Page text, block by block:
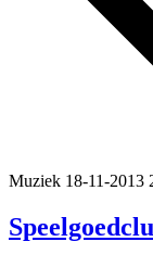
Muziek 18-11-2013